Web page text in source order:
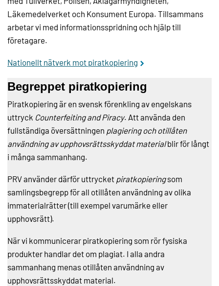
Läkemedelverket och Konsument Europa. Tillsammans
arbetar vi med informationsspridning och hjälp till
företagare.
Nationellt nätverk mot piratkopiering
Begreppet piratkopiering
Piratkopiering är en svensk förenkling av engelskans
uttryck Counterfeiting and Piracy. Att använda den
fullständiga översättningen plagiering och otillåten
användning av upphovsrättsskyddat materialblir för långt
i många sammanhang.
PRV använder därför uttrycket piratkopieringsom
samlingsbegrepp för all otillåten användning av olika
immaterialrätter (till exempel varumärke eller
upphovsrätt).
När vi kommunicerar piratkopiering som rör fysiska
produkter handlar det om plagiat. I alla andra
sammanhang menas otillåten användning av
upphovsrättsskyddat material.